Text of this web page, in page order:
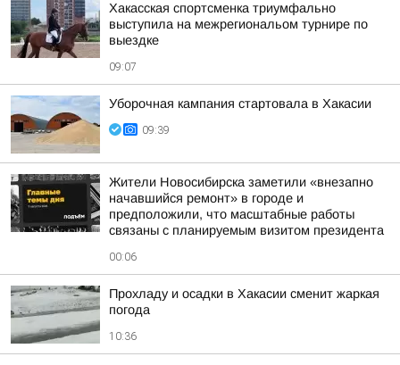
Хакасская спортсменка триумфально
выступила на межрегиональом турнире по
выездке
09:07
Уборочная кампания стартовала в Хакасии
09:39
Жители Новосибирска заметили «внезапно
начавшийся ремонт» в городе и
предположили, что масштабные работы
связаны с планируемым визитом президента
00:06
Прохладу и осадки в Хакасии сменит жаркая
погода
10:36